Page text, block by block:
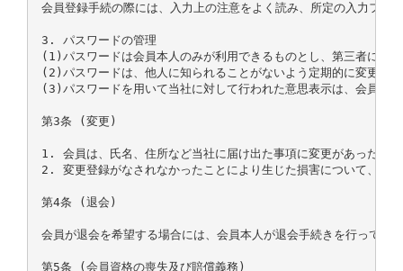
会員登録手続の際には、入力上の注意をよく読み、所定の入力フォ
3. パスワードの管理
(1)パスワードは会員本人のみが利用できるものとし、第三者に譲
(2)パスワードは、他人に知られることがないよう定期的に変更す
(3)パスワードを用いて当社に対して行われた意思表示は、会員本
第3条 (変更)
1. 会員は、氏名、住所など当社に届け出た事項に変更があった場
2. 変更登録がなされなかったことにより生じた損害について、当
第4条 (退会)
会員が退会を希望する場合には、会員本人が退会手続きを行ってく
第5条 (会員資格の喪失及び賠償義務)